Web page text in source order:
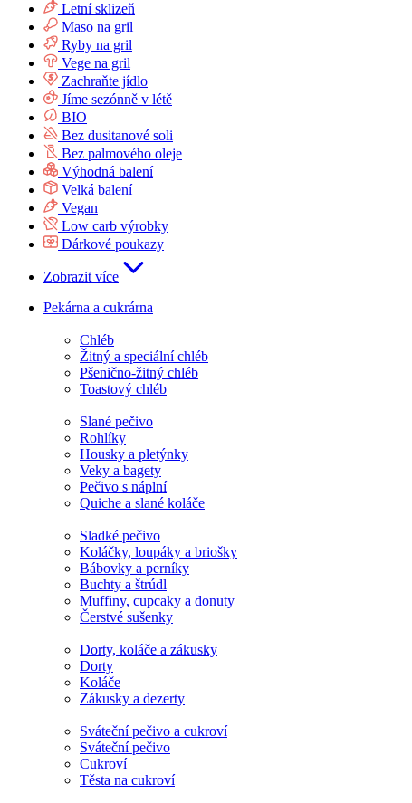
Letní sklizeň
Maso na gril
Ryby na gril
Vege na gril
Zachraňte jídlo
Jíme sezónně v létě
BIO
Bez dusitanové soli
Bez palmového oleje
Výhodná balení
Velká balení
Vegan
Low carb výrobky
Dárkové poukazy
Zobrazit více
Pekárna a cukrárna
Chléb
Žitný a speciální chléb
Pšenično-žitný chléb
Toastový chléb
Slané pečivo
Rohlíky
Housky a pletýnky
Veky a bagety
Pečivo s náplní
Quiche a slané koláče
Sladké pečivo
Koláčky, loupáky a briošky
Bábovky a perníky
Buchty a štrúdl
Muffiny, cupcaky a donuty
Čerstvé sušenky
Dorty, koláče a zákusky
Dorty
Koláče
Zákusky a dezerty
Sváteční pečivo a cukroví
Sváteční pečivo
Cukroví
Těsta na cukroví